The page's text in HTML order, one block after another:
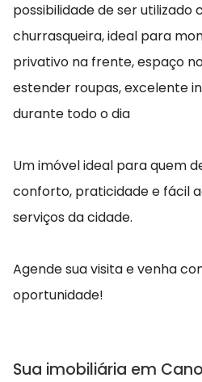
possibilidade de ser utilizado
churrasqueira, ideal para
privativo na frente, espaço
estender roupas, excelente
durante todo o dia
Um imóvel ideal para quem
conforto, praticidade e fácil
serviços da cidade.
Agende sua visita e venha
oportunidade!
Sua imobiliária em